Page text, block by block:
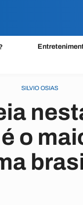
SILVIO OSIAS
o